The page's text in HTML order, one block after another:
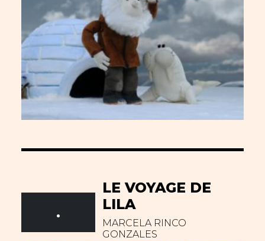
LE VOYAGE DE
LILA
MARCELA RINCO
GONZALES
.